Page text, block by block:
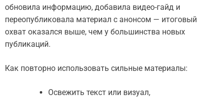
обновила информацию, добавила видео-гайд и
переопубликовала материал с анонсом — итоговый
охват оказался выше, чем у большинства новых
публикаций.
Как повторно использовать сильные материалы:
Освежить текст или визуал,